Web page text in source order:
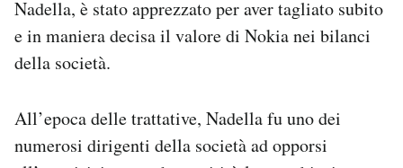
Nadella, è stato apprezzato per aver tagliato subito
e in maniera decisa il valore di Nokia nei bilanci
della società.
All’epoca delle trattative, Nadella fu uno dei
numerosi dirigenti della società ad opporsi